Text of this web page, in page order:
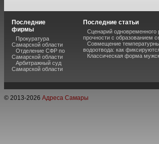
Последние
фирмы
Прокуратура
Самарской области
Отделение СФР по
Самарской области
Арбитражный суд
Самарской области
Последние статьи
Сценарий одновременного
прочности с образованием
Совмещение
водоотвода: как
Классическая форма
© 2013-2026 Адреса Самары